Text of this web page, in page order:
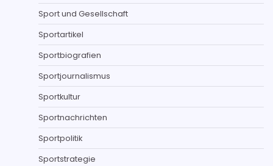
Sport und Gesellschaft
Sportartikel
Sportbiografien
Sportjournalismus
Sportkultur
Sportnachrichten
Sportpolitik
Sportstrategie